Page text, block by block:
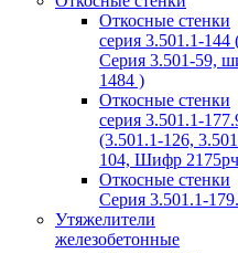
Откосные стенки
серия 3.501.1-144
Серия 3.501-59,
1484 )
Откосные стенки
серия 3.501.1-
(3.501.1-126,
104, Шифр
Откосные стенки
Серия 3.501.1-
Утяжелители
железобетонные